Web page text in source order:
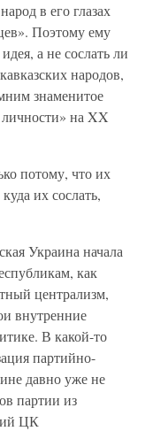
в его глазах
Поэтому ему
а не сослать ли
народов,
знаменитое
личности» на XX
потому, что их
их сослать,
Украина начала
как
централизм,
внутренние
В какой-то
партийно-
давно уже не
партии из
ЦК